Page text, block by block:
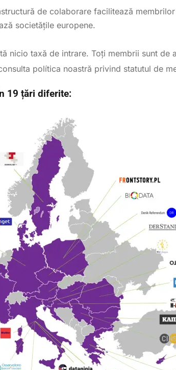
de colaborare facilitează
societățile europene.
nicio taxă de intrare. Toţi membrii sunt
política noastră privind statutul de
19 țări diferite: